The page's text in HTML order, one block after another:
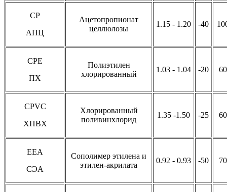
CP
АПЦ
Ацетопропионат
целлюлозы
1.15 - 1.20 -40
CPE
ПХ
Полиэтилен
хлорированный
1.03 - 1.04 -20 60
CPVC
ХПВХ
Хлорированный
поливинхлорид
1.35 -1.50 -25 60
EEA
СЭА
Сополимер этилена и
этилен-акрилата
0.92 - 0.93 -50 70